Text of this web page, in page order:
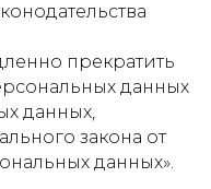
прекратить
данных
данных,
закона от
данных».